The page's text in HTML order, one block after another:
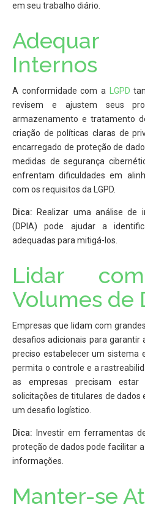
em seu trabalho diário.
Adequar
Internos
A conformidade com a LGPD
revisem e ajustem seus
armazenamento e tratamento
criação de políticas claras de
encarregado de proteção de
medidas de segurança
enfrentam dificuldades em
com os requisitos da LGPD.
Dica: Realizar uma análise de
(DPIA) pode ajudar a
adequadas para mitigá-los.
Lidar
Volumes de
Empresas que lidam com
desafios adicionais para garantir
preciso estabelecer um sistema
permita o controle e a
as empresas precisam
solicitações de titulares de dados
um desafio logístico.
Dica: Investir em ferramentas
proteção de dados pode facilitar
informações.
Manter-se